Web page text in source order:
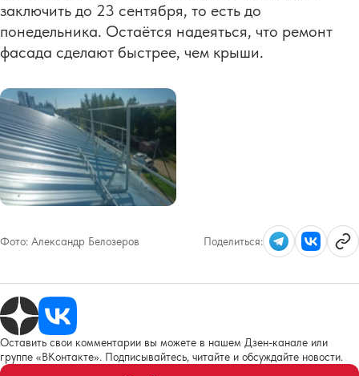
заключить до 23 сентября, то есть до
понедельника. Остаётся надеяться, что ремонт
фасада сделают быстрее, чем крыши.
Фото: Александр Белозеров Поделиться:
Оставить свои комментарии вы можете в нашем Дзен-канале или
группе «ВКонтакте». Подписывайтесь, читайте и обсуждайте новости.